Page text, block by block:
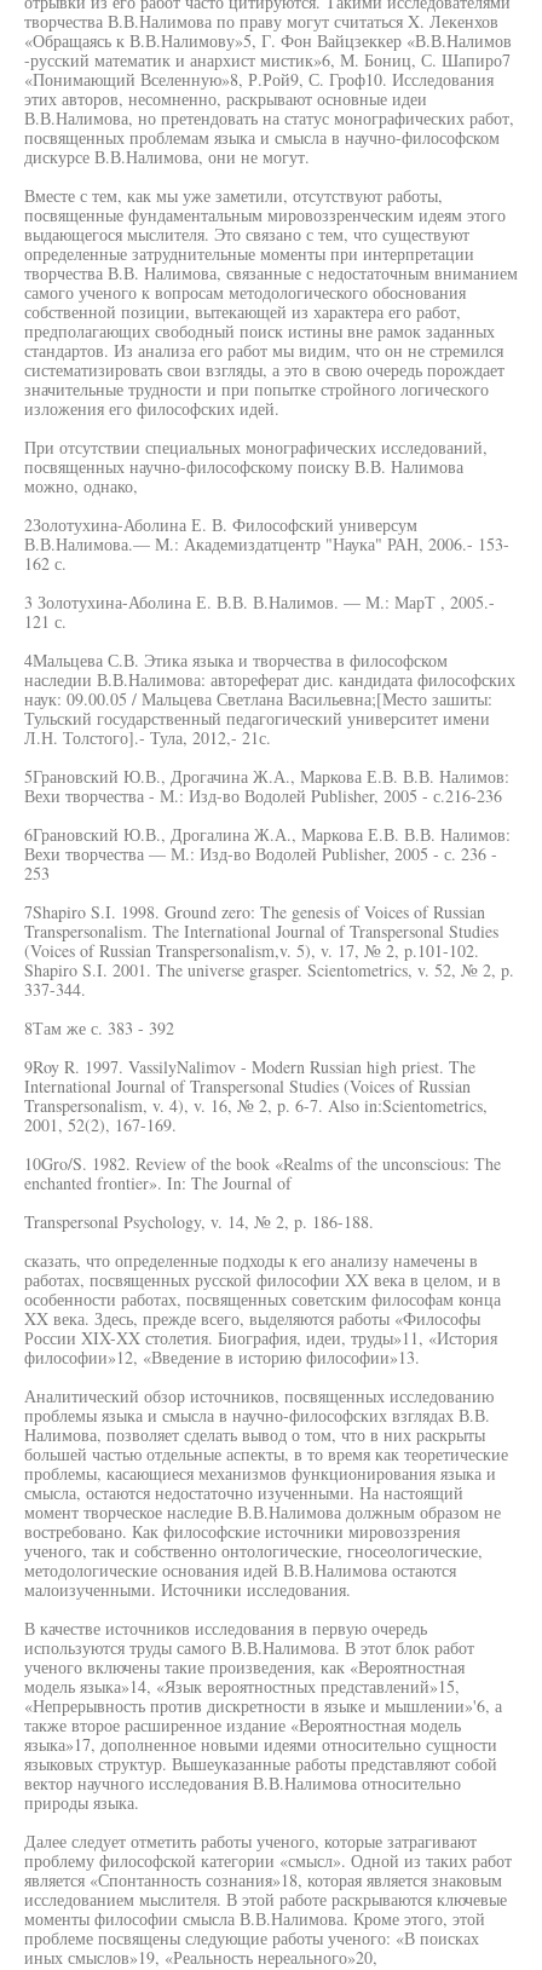
творчества В.В.Налимова по праву могут считаться X. Лекенхов
«Обращаясь к В.В.Налимову»5, Г. Фон Вайцзеккер «В.В.Налимов
-русский математик и анархист мистик»6, М. Бониц, С. Шапиро7
«Понимающий Вселенную»8, Р.Рой9, С. Гроф10. Исследования
этих авторов, несомненно, раскрывают основные идеи
В.В.Налимова, но претендовать на статус монографических работ,
посвященных проблемам языка и смысла в научно-философском
дискурсе В.В.Налимова, они не могут.
Вместе с тем, как мы уже заметили, отсутствуют работы,
посвященные фундаментальным мировоззренческим идеям этого
выдающегося мыслителя. Это связано с тем, что существуют
определенные затруднительные моменты при интерпретации
творчества В.В. Налимова, связанные с недостаточным вниманием
самого ученого к вопросам методологического обоснования
собственной позиции, вытекающей из характера его работ,
предполагающих свободный поиск истины вне рамок заданных
стандартов. Из анализа его работ мы видим, что он не стремился
систематизировать свои взгляды, а это в свою очередь порождает
значительные трудности и при попытке стройного логического
изложения его философских идей.
При отсутствии специальных монографических исследований,
посвященных научно-философскому поиску В.В. Налимова
можно, однако,
2Золотухина-Аболина Е. В. Философский универсум
В.В.Налимова.— М.: Академиздатцентр "Наука" РАН, 2006.- 153-
162 с.
3 Золотухина-Аболина Е. В.В. В.Налимов. — М.: МарТ , 2005.-
121 с.
4Мальцева С.В. Этика языка и творчества в философском
наследии В.В.Налимова: автореферат дис. кандидата философских
наук: 09.00.05 / Мальцева Светлана Васильевна;[Место зашиты:
Тульский государственный педагогический университет имени
Л.Н. Толстого].- Тула, 2012,- 21с.
5Грановский Ю.В., Дрогачина Ж.А., Маркова Е.В. В.В. Налимов:
Вехи творчества - М.: Изд-во Водолей Publisher, 2005 - с.216-236
6Грановский Ю.В., Дрогалина Ж.А., Маркова Е.В. В.В. Налимов:
Вехи творчества — М.: Изд-во Водолей Publisher, 2005 - с. 236 -
253
7Shapiro S.I. 1998. Ground zero: The genesis of Voices of Russian
Transpersonalism. The International Journal of Transpersonal Studies
(Voices of Russian Transpersonalism,v. 5), v. 17, № 2, p.101-102.
Shapiro S.I. 2001. The universe grasper. Scientometrics, v. 52, № 2, p.
337-344.
8Там же с. 383 - 392
9Roy R. 1997. VassilyNalimov - Modern Russian high priest. The
International Journal of Transpersonal Studies (Voices of Russian
Transpersonalism, v. 4), v. 16, № 2, p. 6-7. Also in:Scientometrics,
2001, 52(2), 167-169.
10Gro/S. 1982. Review of the book «Realms of the unconscious: The
enchanted frontier». In: The Journal of
Transpersonal Psychology, v. 14, № 2, p. 186-188.
сказать, что определенные подходы к его анализу намечены в
работах, посвященных русской философии XX века в целом, и в
особенности работах, посвященных советским философам конца
XX века. Здесь, прежде всего, выделяются работы «Философы
России XIX-XX столетия. Биография, идеи, труды»11, «История
философии»12, «Введение в историю философии»13.
Аналитический обзор источников, посвященных исследованию
проблемы языка и смысла в научно-философских взглядах В.В.
Налимова, позволяет сделать вывод о том, что в них раскрыты
большей частью отдельные аспекты, в то время как теоретические
проблемы, касающиеся механизмов функционирования языка и
смысла, остаются недостаточно изученными. На настоящий
момент творческое наследие В.В.Налимова должным образом не
востребовано. Как философские источники мировоззрения
ученого, так и собственно онтологические, гносеологические,
методологические основания идей В.В.Налимова остаются
малоизученными. Источники исследования.
В качестве источников исследования в первую очередь
используются труды самого В.В.Налимова. В этот блок работ
ученого включены такие произведения, как «Вероятностная
модель языка»14, «Язык вероятностных представлений»15,
«Непрерывность против дискретности в языке и мышлении»'6, а
также второе расширенное издание «Вероятностная модель
языка»17, дополненное новыми идеями относительно сущности
языковых структур. Вышеуказанные работы представляют собой
вектор научного исследования В.В.Налимова относительно
природы языка.
Далее следует отметить работы ученого, которые затрагивают
проблему философской категории «смысл». Одной из таких работ
является «Спонтанность сознания»18, которая является знаковым
исследованием мыслителя. В этой работе раскрываются ключевые
моменты философии смысла В.В.Налимова. Кроме этого, этой
проблеме посвящены следующие работы ученого: «В поисках
иных смыслов»19, «Реальность нереального»20,